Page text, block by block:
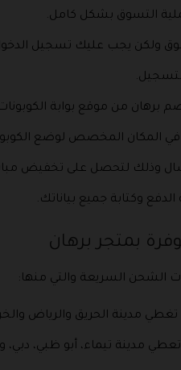
التسوق بشكل كامل.
ولكن يجب عليك تسجيل
من موقع بوابة الكوبونات
في المكان المخصص لوضع
وذلك لتحصل على تخفيض
وكتابة جميع بياناتك.
بمتجر برهان
الشحن السريعة والتي منها:
الحريق والرياض والخرج و149 مدينة
تيماء، أبو ظبي، دبي، و486 مدنية أخري.